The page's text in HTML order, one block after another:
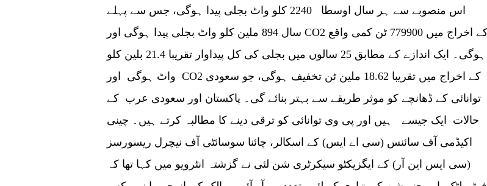
اس منصوبے سے ہر سال اوسطا 2240 کلو واٹ بجلی پیدا ہوگی، جس سے پہلے
سال 894 ملین کلو واٹ بجلی پیدا ہوگی اور CO2 کے اخراج میں 779900 ٹن کمی واقع
ہوگی۔ ایک اندازے کے مطابق 25 سالوں میں بجلی کی کل پیداوار تقریبا 21.4 بلین کلو
واٹ ہوگی اور CO2 کے اخراج میں تقریبا 18.62 ملین ٹن تخفیف ہوگی، جو سعودی
توانائی کے ڈھانچے کو موثر طریقے سے بہتر بنائے گی۔ پاکستان اور سعودی عرب کے
حالات ایک جیسے ہیں اور پی وی توانائی کو ترقی دینے کا مطالبہ کرتے ہیں۔ چینی
اکیڈمی آف سائنس (سی اے ایس) کے اسکالر، چائنا سوسائٹی آف نیچرل ریسورسز
(سی ایس این آر) کے ایگزیکٹو سیکرٹری شن لئی نے گزشتہ انٹرویو میں کہا تھا کہ